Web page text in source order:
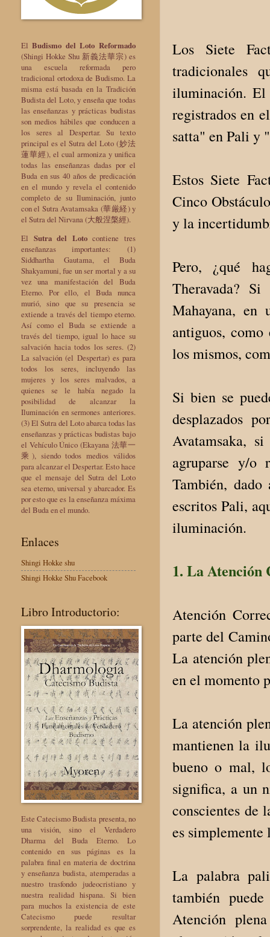
Los Siete
tradicionales
iluminación. El
registrados en
satta" en Pali y
Estos Siete
Cinco
y la
Pero, ¿qué
Theravada?
Mahayana, en
antiguos,
los mismos,
Si bien se
desplazados
Avatamsaka,
agruparse y/o
También,
escritos Pali,
iluminación.
1. La Atención
Atención
parte del
La atención
en el momento
La atención
mantienen la
bueno o mal,
significa, a un
conscientes de
es
La palabra
también
Atención
ElBudismo del Loto Reformado
(Shingi Hokke Shu 新義法華宗) es
una escuela reformada pero
tradicional ortodoxa de Budismo. La
misma está basada en la Tradición
Budista del Loto, y enseña que todas
las enseñanzas y prácticas budistas
son medios hábiles que conducen a
los seres al Despertar. Su texto
principal es el Sutra del Loto (妙法
蓮華經), el cual armoniza y unifica
todas las enseñanzas dadas por el
Buda en sus 40 años de predicación
en el mundo y revela el contenido
completo de su Iluminación, junto
con el Sutra Avatamsaka (華厳経) y
el Sutra del Nirvana (大般涅槃經).
El Sutra del Lotocontiene tres
enseñanzas importantes: (1)
Siddhartha Gautama, el Buda
Shakyamuni, fue un ser mortal y a su
vez una manifestación del Buda
Eterno. Por ello, el Buda nunca
murió, sino que su presencia se
extiende a través del tiempo eterno.
Así como el Buda se extiende a
través del tiempo, igual lo hace su
salvación hacia todos los seres. (2)
La salvación (el Despertar) es para
todos los seres, incluyendo las
mujeres y los seres malvados, a
quienes se le había negado la
posibilidad de alcanzar la
Iluminación en sermones anteriores.
(3) El Sutra del Loto abarca todas las
enseñanzas y prácticas budistas bajo
el Vehículo Único (Ekayana 法華一
乘), siendo todos medios válidos
para alcanzar el Despertar. Esto hace
que el mensaje del Sutra del Loto
sea eterno, universal y abarcador. Es
por esto que es la enseñanza máxima
del Buda en el mundo.
Enlaces
Shingi Hokke shu
Shingi Hokke Shu Facebook
Libro Introductorio:
Este Catecismo Budista presenta, no
una visión, sino el Verdadero
Dharma del Buda Eterno. Lo
contenido en sus páginas es la
palabra final en materia de doctrina
y enseñanza budista, atemperadas a
nuestro trasfondo judeocristiano y
nuestra realidad hispana. Si bien
para muchos la existencia de este
Catecismo puede resultar
sorprendente, la realidad es que es